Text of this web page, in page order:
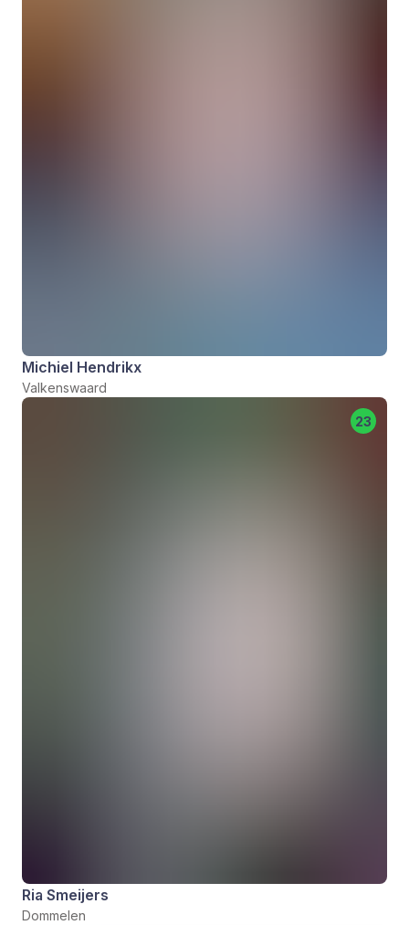
Michiel Hendrikx
Valkenswaard
23
Ria Smeijers
Dommelen